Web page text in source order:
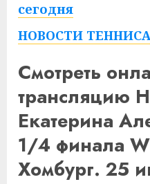
сегодня
НОВОСТИ ТЕННИСА
Смотреть
трансляцию
Екатерина
1/4 финала
Хомбург. 25